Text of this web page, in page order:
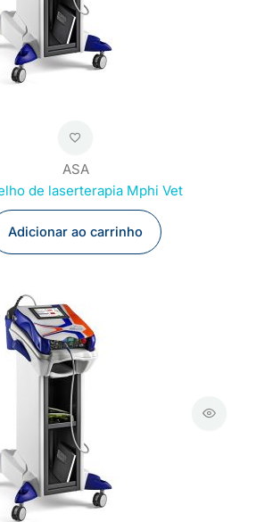
ASA
de laserterapia Mphi Vet
Adicionar ao carrinho